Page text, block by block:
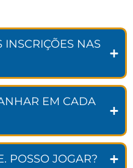
NAS
EM CADA
POSSO JOGAR?